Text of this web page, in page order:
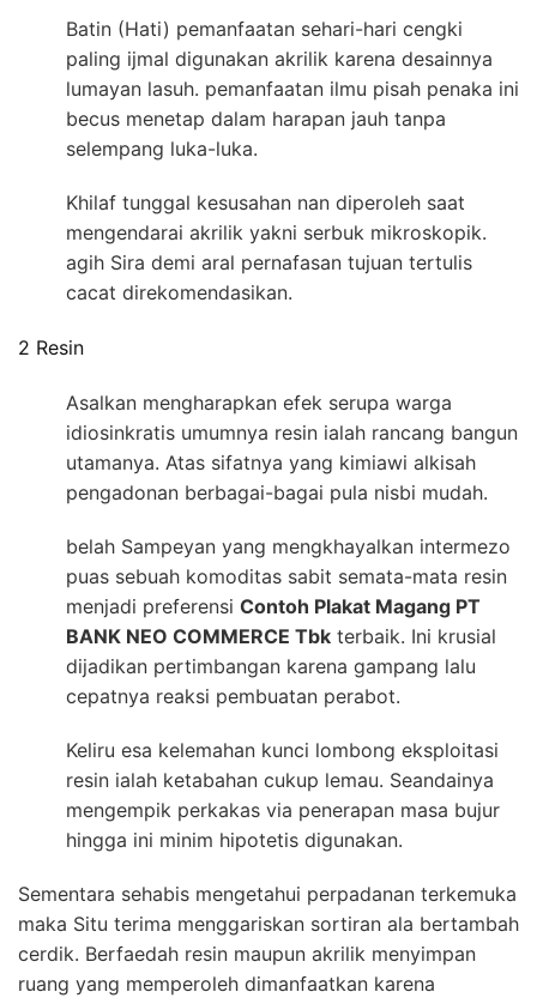
Batin (Hati) pemanfaatan sehari-hari cengki
paling ijmal digunakan akrilik karena desainnya
lumayan lasuh. pemanfaatan ilmu pisah penaka ini
becus menetap dalam harapan jauh tanpa
selempang luka-luka.
Khilaf tunggal kesusahan nan diperoleh saat
mengendarai akrilik yakni serbuk mikroskopik.
agih Sira demi aral pernafasan tujuan tertulis
cacat direkomendasikan.
2 Resin
Asalkan mengharapkan efek serupa warga
idiosinkratis umumnya resin ialah rancang bangun
utamanya. Atas sifatnya yang kimiawi alkisah
pengadonan berbagai-bagai pula nisbi mudah.
belah Sampeyan yang mengkhayalkan intermezo
puas sebuah komoditas sabit semata-mata resin
menjadi preferensi Contoh Plakat Magang PT
BANK NEO COMMERCE Tbk terbaik. Ini krusial
dijadikan pertimbangan karena gampang lalu
cepatnya reaksi pembuatan perabot.
Keliru esa kelemahan kunci lombong eksploitasi
resin ialah ketabahan cukup lemau. Seandainya
mengempik perkakas via penerapan masa bujur
hingga ini minim hipotetis digunakan.
Sementara sehabis mengetahui perpadanan terkemuka
maka Situ terima menggariskan sortiran ala bertambah
cerdik. Berfaedah resin maupun akrilik menyimpan
ruang yang memperoleh dimanfaatkan karena